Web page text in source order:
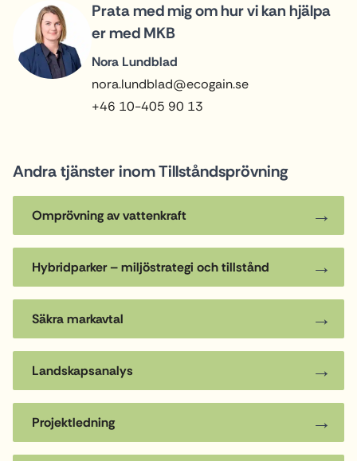
Prata med mig om hur vi kan hjälpa
er med MKB
Nora Lundblad
nora.lundblad@ecogain.se
+46 10-405 90 13
Andra tjänster inom Tillståndsprövning
Omprövning av vattenkraft
Hybridparker – miljöstrategi och tillstånd
Säkra markavtal
Landskapsanalys
Projektledning